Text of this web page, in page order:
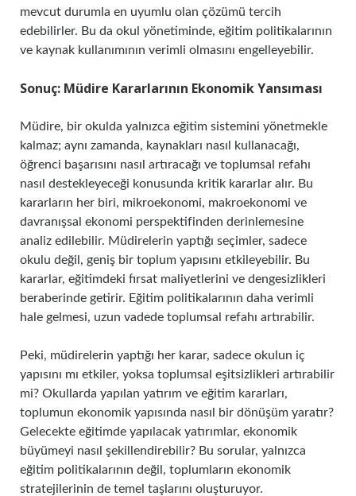
mevcut durumla en uyumlu olan çözümü tercih
edebilirler. Bu da okul yönetiminde, eğitim politikalarının
ve kaynak kullanımının verimli olmasını engelleyebilir.
Sonuç: Müdire Kararlarının Ekonomik Yansıması
Müdire, bir okulda yalnızca eğitim sistemini yönetmekle
kalmaz; aynı zamanda, kaynakları nasıl kullanacağı,
öğrenci başarısını nasıl artıracağı ve toplumsal refahı
nasıl destekleyeceği konusunda kritik kararlar alır. Bu
kararların her biri, mikroekonomi, makroekonomi ve
davranışsal ekonomi perspektifinden derinlemesine
analiz edilebilir. Müdirelerin yaptığı seçimler, sadece
okulu değil, geniş bir toplum yapısını etkileyebilir. Bu
kararlar, eğitimdeki fırsat maliyetlerini ve dengesizlikleri
beraberinde getirir. Eğitim politikalarının daha verimli
hale gelmesi, uzun vadede toplumsal refahı artırabilir.
Peki, müdirelerin yaptığı her karar, sadece okulun iç
yapısını mı etkiler, yoksa toplumsal eşitsizlikleri artırabilir
mi? Okullarda yapılan yatırım ve eğitim kararları,
toplumun ekonomik yapısında nasıl bir dönüşüm yaratır?
Gelecekte eğitimde yapılacak yatırımlar, ekonomik
büyümeyi nasıl şekillendirebilir? Bu sorular, yalnızca
eğitim politikalarının değil, toplumların ekonomik
stratejilerinin de temel taşlarını oluşturuyor.